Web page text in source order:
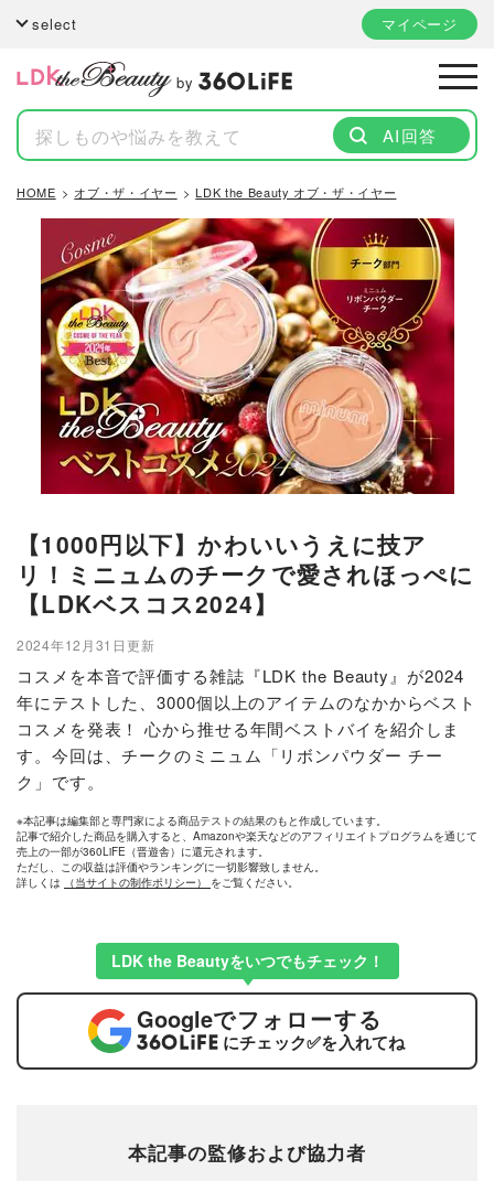
select マイページ
by
AI回答
HOME オブ・ザ・イヤー LDK the Beauty オブ・ザ・イヤー
【1000円以下】かわいいうえに技ア
リ！ミニュムのチークで愛されほっぺに
【LDKベスコス2024】
2024年12月31日更新
コスメを本音で評価する雑誌『LDK the Beauty』が2024
年にテストした、3000個以上のアイテムのなかからベスト
コスメを発表！ 心から推せる年間ベストバイを紹介しま
す。今回は、チークのミニュム「リボンパウダー チー
ク」です。
※本記事は編集部と専門家による商品テストの結果のもと作成しています。
記事で紹介した商品を購入すると、Amazonや楽天などのアフィリエイトプログラムを通じて
売上の一部が360LiFE（晋遊舎）に還元されます。
ただし、この収益は評価やランキングに一切影響致しません。
詳しくは
（当サイトの制作ポリシー） をご覧ください。
LDK the Beautyをいつでもチェック！
Googleでフォローする
にチェック✅を入れてね
本記事の監修および協力者